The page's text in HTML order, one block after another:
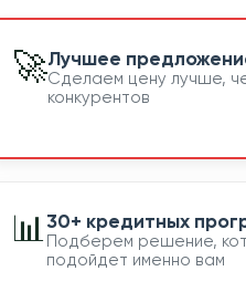
🚀Лучшее
Сделаем цену лучше,
конкурентов
📊30+ кредитных
Подберем решение,
подойдет именно вам